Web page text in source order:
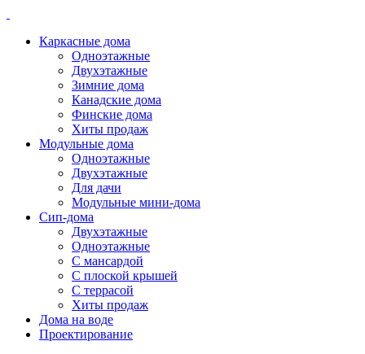
Каркасные дома
Одноэтажные
Двухэтажные
Зимние дома
Канадские дома
Финские дома
Хиты продаж
Модульные дома
Одноэтажные
Двухэтажные
Для дачи
Модульные мини-дома
Сип-дома
Двухэтажные
Одноэтажные
С мансардой
С плоской крышей
С террасой
Хиты продаж
Дома на воде
Проектирование